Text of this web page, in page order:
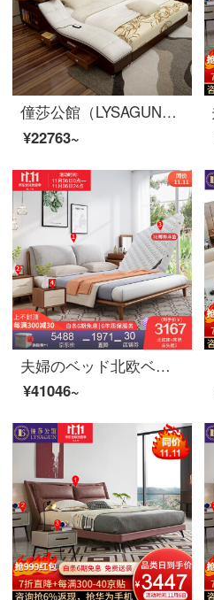
僮莎公館（LYSAGUN）ベッドのダブルベッドの近代的な柔らかいベッドの畳のベッドはマッサージを持って物の結婚式ベッドの進級版1800*2000を蓄えます。
¥22763~
夫婦のベッド北欧ベッドのダブルベッド1.8メートルのシンプルなベッドルームは布芸ベッドの逸品家具のベッド+マットレス+マットレスの2つの1500*2000を解体して洗うことができます。
¥41046~